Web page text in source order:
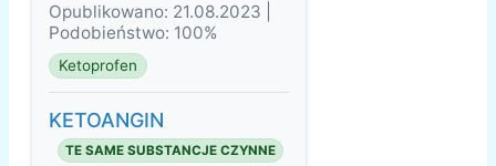
Opublikowano: 21.08.2023 |
Podobieństwo: 100%
Ketoprofen
KETOANGIN
TE SAME SUBSTANCJE CZYNNE